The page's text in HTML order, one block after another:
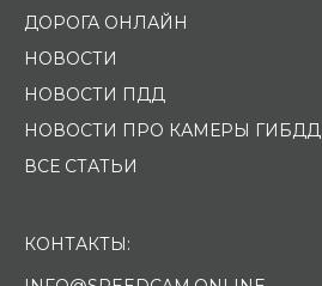
ДОРОГА ОНЛАЙН
НОВОСТИ
НОВОСТИ ПДД
НОВОСТИ ПРО КАМЕРЫ ГИБДД
ВСЕ СТАТЬИ
КОНТАКТЫ: